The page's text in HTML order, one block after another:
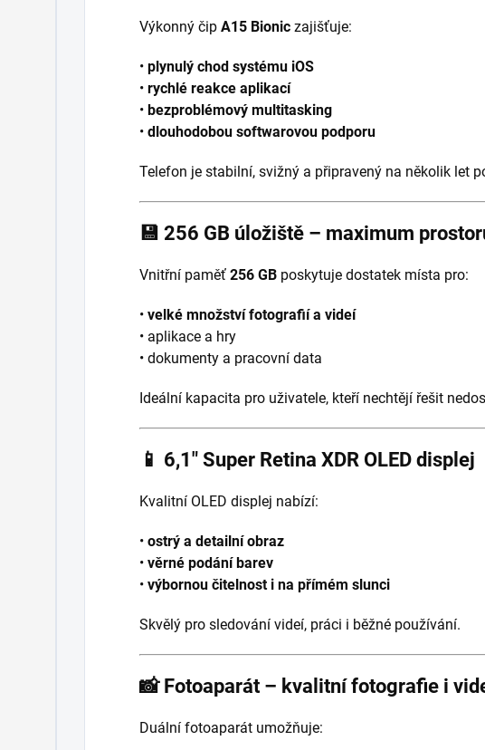
Výkonný čip A15 Bionic zajišťuje:
• plynulý chod systému iOS
• rychlé reakce aplikací
• bezproblémový multitasking
• dlouhodobou softwarovou podporu
Telefon je stabilní, svižný a připravený na několik let
💾 256 GB úložiště – maximum
Vnitřní paměť 256 GB poskytuje dostatek místa pro:
• velké množství fotografií a videí
• aplikace a hry
• dokumenty a pracovní data
Ideální kapacita pro uživatele, kteří nechtějí řešit
📱 6,1″ Super Retina XDR OLED displej
Kvalitní OLED displej nabízí:
• ostrý a detailní obraz
• věrné podání barev
• výbornou čitelnost i na přímém slunci
Skvělý pro sledování videí, práci i běžné používání.
📸 Fotoaparát – kvalitní fotografie i
Duální fotoaparát umožňuje: